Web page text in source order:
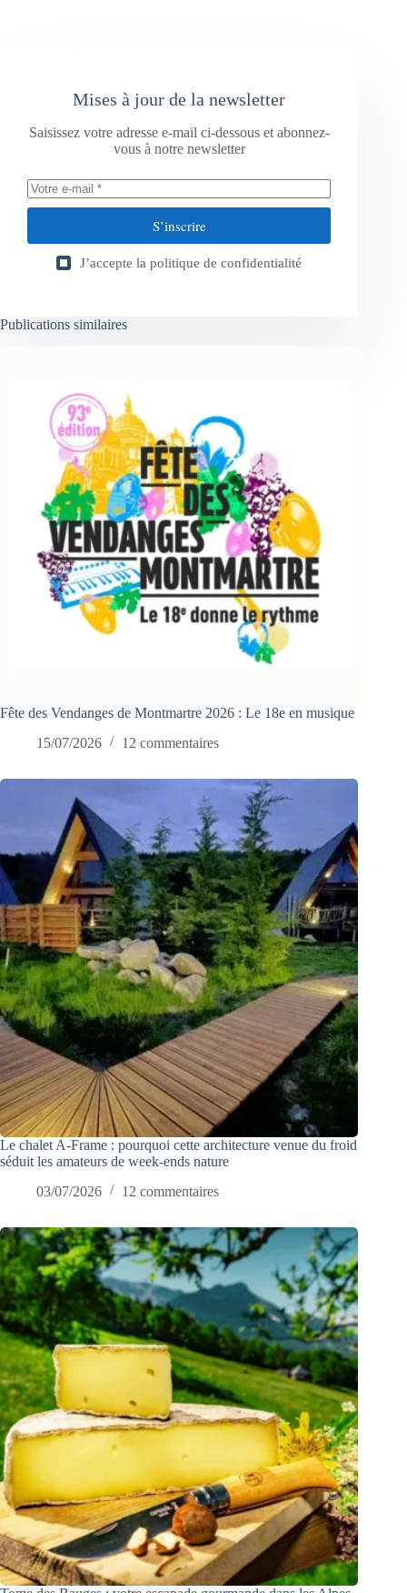
Mises à jour de la newsletter
Saisissez votre adresse e-mail ci-dessous et abonnez-
vous à notre newsletter
S’inscrire
J’accepte la politique de confidentialité
Publications similaires
Fête des Vendanges de Montmartre 2026 : Le 18e en musique
15/07/2026
12 commentaires
Le chalet A-Frame : pourquoi cette architecture venue du froid
séduit les amateurs de week-ends nature
03/07/2026
12 commentaires